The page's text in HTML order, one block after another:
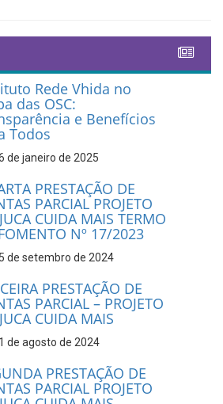
Rede Vhida no
das OSC:
e Benefícios
Todos
de janeiro de 2025
PRESTAÇÃO DE
PARCIAL PROJETO
CUIDA MAIS TERMO
Nº 17/2023
de setembro de 2024
PRESTAÇÃO DE
PARCIAL – PROJETO
CUIDA MAIS
de agosto de 2024
PRESTAÇÃO DE
PARCIAL PROJETO